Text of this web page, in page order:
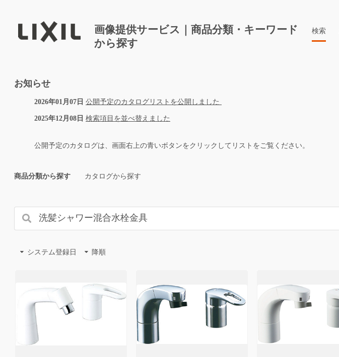
画像提供サービス｜商品分類・キーワード
から探す
検索
お知らせ
2026年01月07日 公開予定のカタログリストを公開しました
2025年12月08日 検索項目を並べ替えました
公開予定のカタログは、画面右上の青いボタンをクリックしてリストをご覧ください。
商品分類から探す カタログから探す
システム登録日 降順